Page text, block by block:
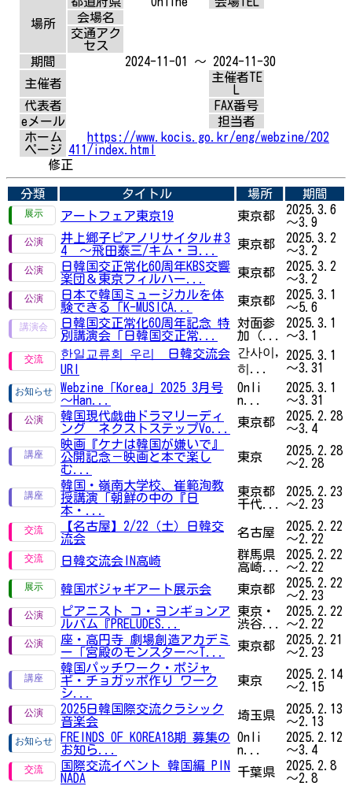
場所
会場名
交通アク
セス
期間
2024-11-01 ～ 2024-11-30
主催者
主催者TE
代表者
FAX番号
eメール
担当者
ホーム
ページ
https://www.kocis.go.kr/eng/webzine/202
411/index.html
修正
分類 タイトル 場所
期間
アートフェア東京19
東京都
2025.3.6
～3.9
井上郷子ピアノリサイタル＃3
4 ～飛田泰三/キム・ヨ...
東京都
2025.3.2
～3.2
日韓国交正常化60周年KBS交響
楽団＆東京フィルハー...
東京都
2025.3.2
～3.2
日本で韓国ミュージカルを体
験できる「K-MUSICA...
東京都
2025.3.1
～5.6
日韓国交正常化60周年記念 特
別講演会「日韓国交正常...
対面参
加（...
2025.3.1
～3.1
한일교류회 우리 日韓交流会
URI
간사이,
히...
2025.3.1
～3.31
Webzine「Korea」2025 3月号
～Han...
Onli
n...
2025.3.1
～3.31
韓国現代戯曲ドラマリーディ
ング ネクストステップVo...
東京都
2025.2.28
～3.4
映画『ケナは韓国が嫌いで』
公開記念－映画と本で楽し
む...
東京
2025.2.28
～2.28
韓国・嶺南大学校、崔範洵教
授講演「朝鮮の中の『日
本・...
東京都
千代...
2025.2.23
～2.23
【名古屋】2/22（土）日韓交
流会
名古屋
2025.2.22
～2.22
日韓交流会IN高崎
群馬県
高崎...
2025.2.22
～2.22
韓国ポジャギアート展示会
東京都
2025.2.22
～2.23
ピアニスト コ・ヨンギョンア
ルバム『PRELUDES...
東京・
渋谷...
2025.2.22
～2.22
座・高円寺 劇場創造アカデミ
ー「宮殿のモンスター～T...
東京都
2025.2.21
～2.23
韓国パッチワーク・ポジャ
ギ・チョガッポ作り ワーク
シ...
東京
2025.2.14
～2.15
2025日韓国際交流クラシック
音楽会
埼玉県
2025.2.13
～2.13
FREINDS OF KOREA18期 募集の
お知ら...
Onli
n...
2025.2.12
～3.4
国際交流イベント 韓国編 PIN
NADA
千葉県
2025.2.8
～2.8